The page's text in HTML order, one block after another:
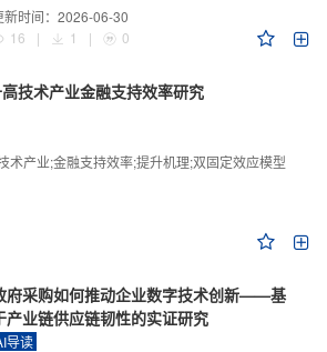
时间： 2026-06-30
16
| 1 | 0
技术产业金融支持效率研究
术产业;金融支持效率;提升机理;双固定效应模型
府采购如何推动企业数字技术创新——基
产业链供应链韧性的实证研究
导读